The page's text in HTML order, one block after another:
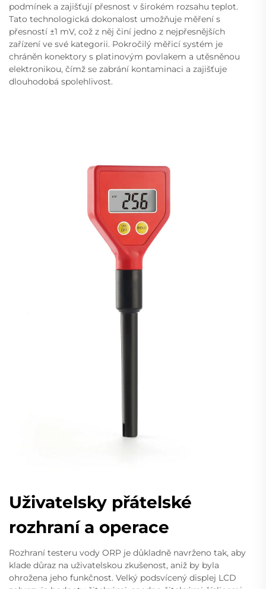
podmínek a zajišťují přesnost v širokém rozsahu teplot.
Tato technologická dokonalost umožňuje měření s
přesností ±1 mV, což z něj činí jedno z nejpřesnějších
zařízení ve své kategorii. Pokročilý měřicí systém je
chráněn konektory s platinovým povlakem a utěsněnou
elektronikou, čímž se zabrání kontaminaci a zajišťuje
dlouhodobá spolehlivost.
Uživatelsky přátelské
rozhraní a operace
Rozhraní testeru vody ORP je důkladně navrženo tak, aby
klade důraz na uživatelskou zkušenost, aniž by byla
ohrožena jeho funkčnost. Velký podsvícený displej LCD